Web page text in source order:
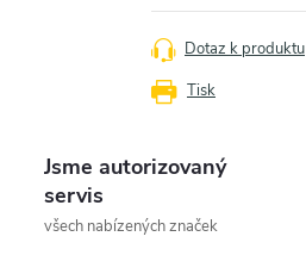
Tisk
Dotaz k produktu
Jsme autorizovaný
servis
všech nabízených značek